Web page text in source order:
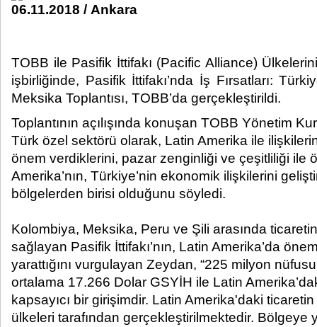
06.11.2018 / Ankara
TOBB ile Pasifik İttifakı (Pacific Alliance)
işbirliğinde, Pasifik İttifakı’nda İş Fırsatları:
Meksika Toplantısı, TOBB’da gerçekleştirildi.​
Toplantının açılışında konuşan TOBB Yönetim
Türk özel sektörü olarak, Latin Amerika ile
önem verdiklerini, pazar zenginliği ve çeşitliliği ile
Amerika’nın, Türkiye’nin ekonomik ilişkilerini
bölgelerden birisi olduğunu söyledi.
Kolombiya, Meksika, Peru ve Şili arasında
sağlayan Pasifik İttifakı’nın, Latin Amerika’da
yarattığını vurgulayan Zeydan, “225 milyon
ortalama 17.266 Dolar GSYİH ile Latin
kapsayıcı bir girişimdir. Latin Amerika'daki ticaretin
ülkeleri tarafından gerçekleştirilmektedir. Bölgeye